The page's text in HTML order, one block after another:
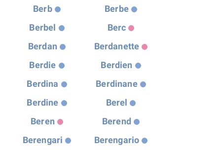
Berb
Berbe
Berbel
Berc
Berdan
Berdanette
Berdie
Berdien
Berdina
Berdinane
Berdine
Berel
Beren
Berend
Berengari
Berengario